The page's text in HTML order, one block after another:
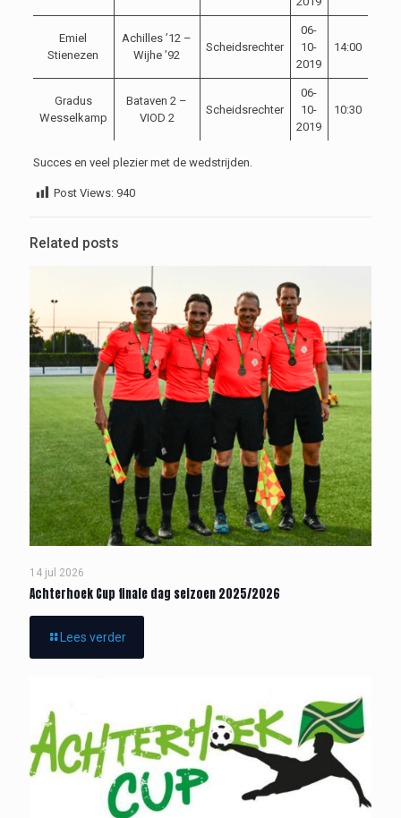
Emiel
Stienezen
Achilles ’12 –
Wijhe ’92
Scheidsrechter
06-
10-
2019
14:00
Gradus
Wesselkamp
Bataven 2 –
VIOD 2
Scheidsrechter
06-
10-
2019
10:30
Succes en veel plezier met de wedstrijden.
Post Views: 940
Related posts
14 jul 2026
Achterhoek Cup finale dag seizoen 2025/2026
Lees verder